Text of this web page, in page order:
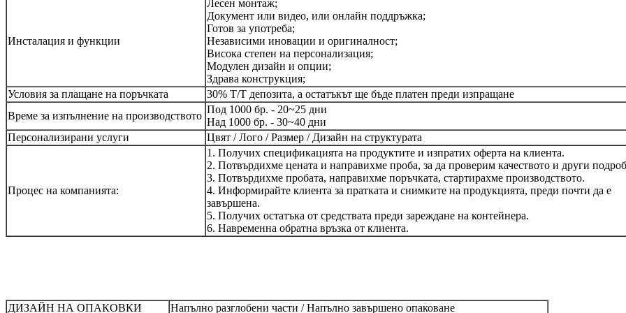
Инсталация и функции
Лесен монтаж;
Документ или видео, или онлайн поддръжка;
Готов за употреба;
Независими иновации и оригиналност;
Висока степен на персонализация;
Модулен дизайн и опции;
Здрава конструкция;
Условия за плащане на поръчката
30% T/T депозита, а остатъкът ще бъде платен преди изпращане
Време за изпълнение на производството
Под 1000 бр. - 20~25 дни
Над 1000 бр. - 30~40 дни
Персонализирани услуги
Цвят / Лого / Размер / Дизайн на структурата
Процес на компанията:
1. Получих спецификацията на продуктите и изпратих оферта на клиента.
2. Потвърдихме цената и направихме проба, за да проверим качеството и други
3. Потвърдихме пробата, направихме поръчката, стартирахме производството.
4. Информирайте клиента за пратката и снимките на продукцията, преди почти да е
завършена.
5. Получих остатъка от средствата преди зареждане на контейнера.
6. Навременна обратна връзка от клиента.
ДИЗАЙН НА ОПАКОВКИ Напълно разглобени части / Напълно завършено опаковане